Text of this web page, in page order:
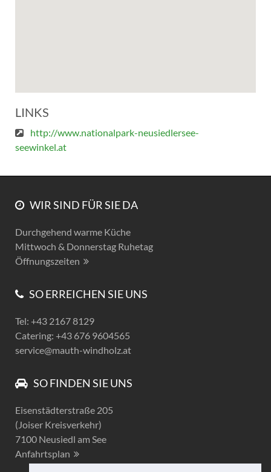
LINKS
http://www.nationalpark-neusiedlersee-
seewinkel.at
WIR SIND FÜR SIE DA
Durchgehend warme Küche
Mittwoch & Donnerstag Ruhetag
Öffnungszeiten
SO ERREICHEN SIE UNS
Tel: +43 2167 8129
Catering: +43 676 9604565
service@mauth-windholz.at
SO FINDEN SIE UNS
Eisenstädterstraße 205
(Joiser Kreisverkehr)
7100 Neusiedl am See
Anfahrtsplan